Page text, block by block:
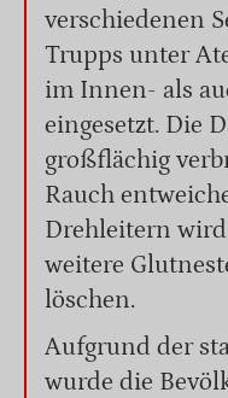
verschiedenen
Trupps unter
im Innen- als
eingesetzt. Die
großflächig
Rauch
Drehleitern
weitere
löschen.
Aufgrund der
wurde die